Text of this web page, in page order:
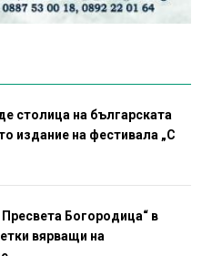
столица на българската
издание на фестивала „С
Богородица“ в
вярващи на